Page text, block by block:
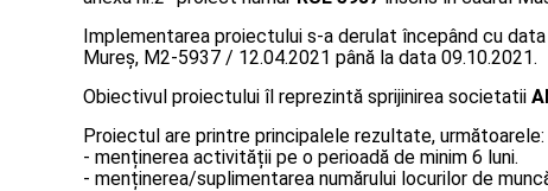
Implementarea proiectului s-a derulat începând cu
Mureş, M2-5937 / 12.04.2021 până la data 09.10.2021.
Obiectivul proiectului îl reprezintă sprijinirea societatii
Proiectul are printre principalele rezultate, următoarele:
- menținerea activității pe o perioadă de minim 6 luni.
- menținerea/suplimentarea numărului locurilor de